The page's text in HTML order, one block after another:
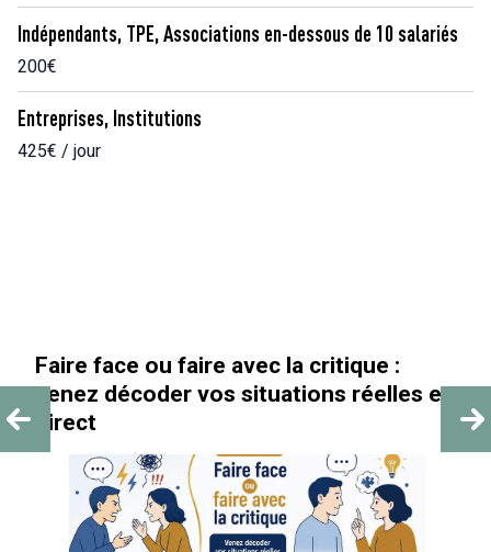
Indépendants, TPE, Associations en-dessous de 10 salariés
200€
Entreprises, Institutions
425€ / jour
Faire face ou faire avec la critique :
venez décoder vos situations réelles en
direct